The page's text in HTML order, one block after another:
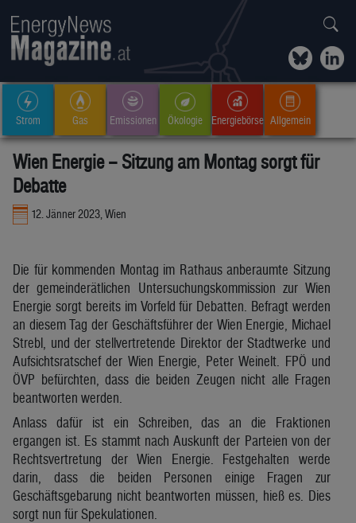
Strom Gas Emissionen Ökologie Energiebörse Allgemein
Wien Energie – Sitzung am Montag sorgt für
Debatte
12. Jänner 2023, Wien
Die für kommenden Montag im Rathaus anberaumte Sitzung
der gemeinderätlichen Untersuchungskommission zur Wien
Energie sorgt bereits im Vorfeld für Debatten. Befragt werden
an diesem Tag der Geschäftsführer der Wien Energie, Michael
Strebl, und der stellvertretende Direktor der Stadtwerke und
Aufsichtsratschef der Wien Energie, Peter Weinelt. FPÖ und
ÖVP befürchten, dass die beiden Zeugen nicht alle Fragen
beantworten werden.
Anlass dafür ist ein Schreiben, das an die Fraktionen
ergangen ist. Es stammt nach Auskunft der Parteien von der
Rechtsvertretung der Wien Energie. Festgehalten werde
darin, dass die beiden Personen einige Fragen zur
Geschäftsgebarung nicht beantworten müssen, hieß es. Dies
sorgt nun für Spekulationen.